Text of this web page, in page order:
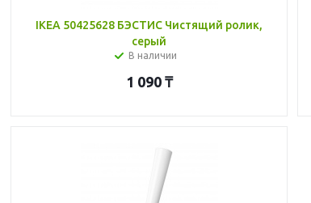
IKEA 50425628 БЭСТИС Чистящий ролик,
серый
В наличии
1 090₸